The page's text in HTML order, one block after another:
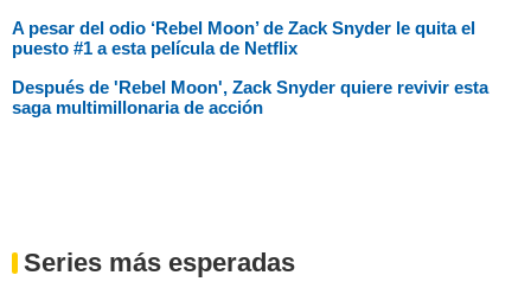
A pesar del odio ‘Rebel Moon’ de Zack Snyder le quita el
puesto #1 a esta película de Netflix
Después de 'Rebel Moon', Zack Snyder quiere revivir esta
saga multimillonaria de acción
Series más esperadas